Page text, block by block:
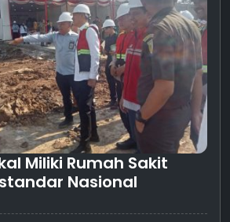
Miliki Rumah Sakit
Nasional